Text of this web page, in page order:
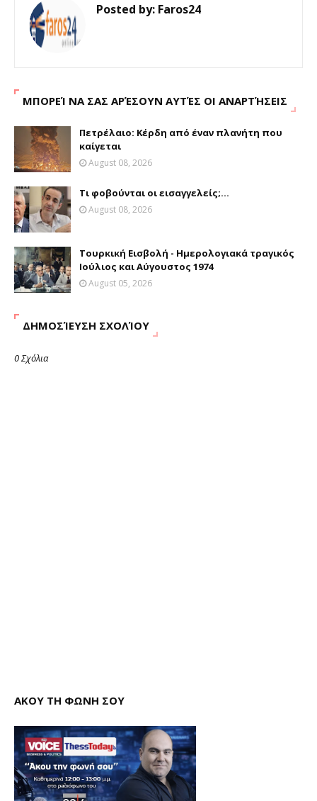
Posted by: Faros24
ΜΠΟΡΕΊ ΝΑ ΣΑΣ ΑΡΈΣΟΥΝ ΑΥΤΈΣ ΟΙ ΑΝΑΡΤΉΣΕΙΣ
Πετρέλαιο: Κέρδη από έναν πλανήτη που
καίγεται
August 08, 2026
Τι φοβούνται οι εισαγγελείς;...
August 08, 2026
Τουρκική Εισβολή - Ημερολογιακά τραγικός
Ιούλιος και Αύγουστος 1974
August 05, 2026
ΔΗΜΟΣΊΕΥΣΗ ΣΧΟΛΊΟΥ
0 Σχόλια
ΑΚΟΥ ΤΗ ΦΩΝΗ ΣΟΥ